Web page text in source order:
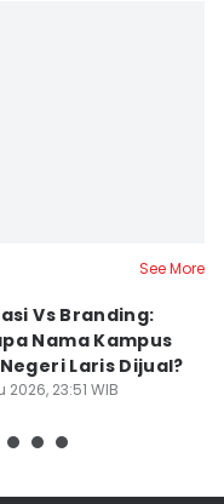
See More
Vs Branding:
Nama Kampus
Laris Dijual?
2026, 23:51 WIB